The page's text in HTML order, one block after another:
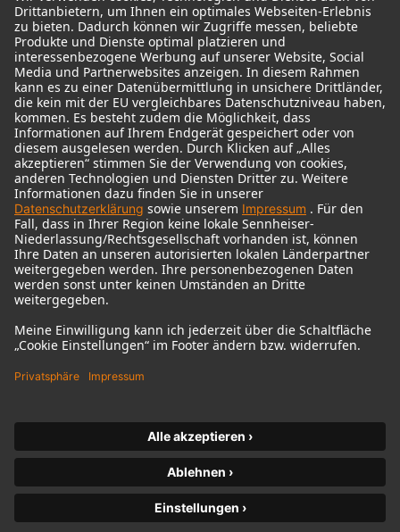
© 2018 - 2026Georg Neumann GmbH
Impressum
Nutzungsbedingungen
Datenschutz
AGB
Widerrufsrecht
Produktbezogener Umweltschutz
Widerruf erklären